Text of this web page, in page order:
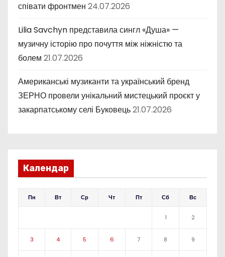
співати фронтмен 24.07.2026
Lilia Savchyn представила сингл «Душа» —
музичну історію про почуття між ніжністю та
болем 21.07.2026
Американські музиканти та український бренд
ЗЕРНО провели унікальний мистецький проєкт у
закарпатському селі Буковець21.07.2026
Календар
Пн Вт Ср Чт Пт Сб Вс
1 2
3 4 5 6 7 8 9